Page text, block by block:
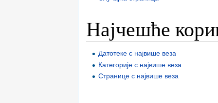
Најчешће
Датотеке с највише веза
Категорије с највише веза
Странице с највише веза